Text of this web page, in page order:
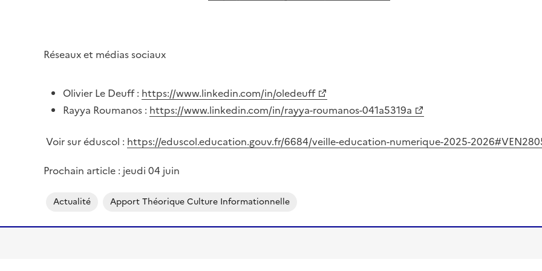
Réseaux et médias sociaux
Olivier Le Deuff : https://www.linkedin.com/in/oledeuff
Rayya Roumanos : https://www.linkedin.com/in/rayya-roumanos-041a5319a
Voir sur éduscol : https://eduscol.education.gouv.fr/6684/veille-education-numerique-2025-
Prochain article : jeudi 04 juin
Actualité Apport Théorique Culture Informationnelle